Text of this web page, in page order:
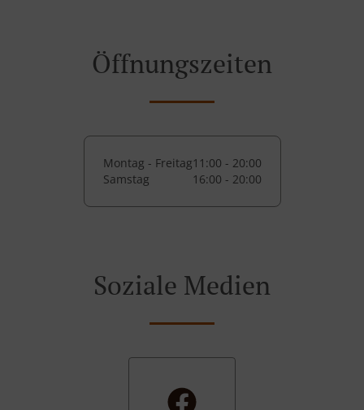
Öffnungszeiten
Montag - Freitag11:00 - 20:00
Samstag
16:00 - 20:00
Soziale Medien